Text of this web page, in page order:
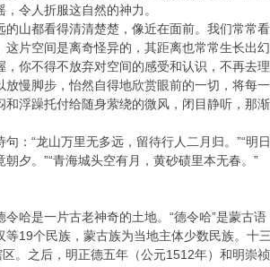
令人折服这自然的神力。
山都看得清清楚楚，像近在面前。我们常
片空间是离奇怪异的，其距离也常常生长出
你不得不放弃对空间的感受和认识，不再去
慢脚步，怡然自得地欣赏眼前的一切，将每
浮躁托付给随身萦绕的微风，闭目静听，那
：“龙山万里无多远，留待行人二月归。”“
夕。”“青海城头空有月，黄砂碛里本无春。”
哈是一片古老神奇的土地。“德令哈”是蒙古
等19个民族，蒙古族为当地主体少数民族。
。之后，明正德五年（公元1512年）和明